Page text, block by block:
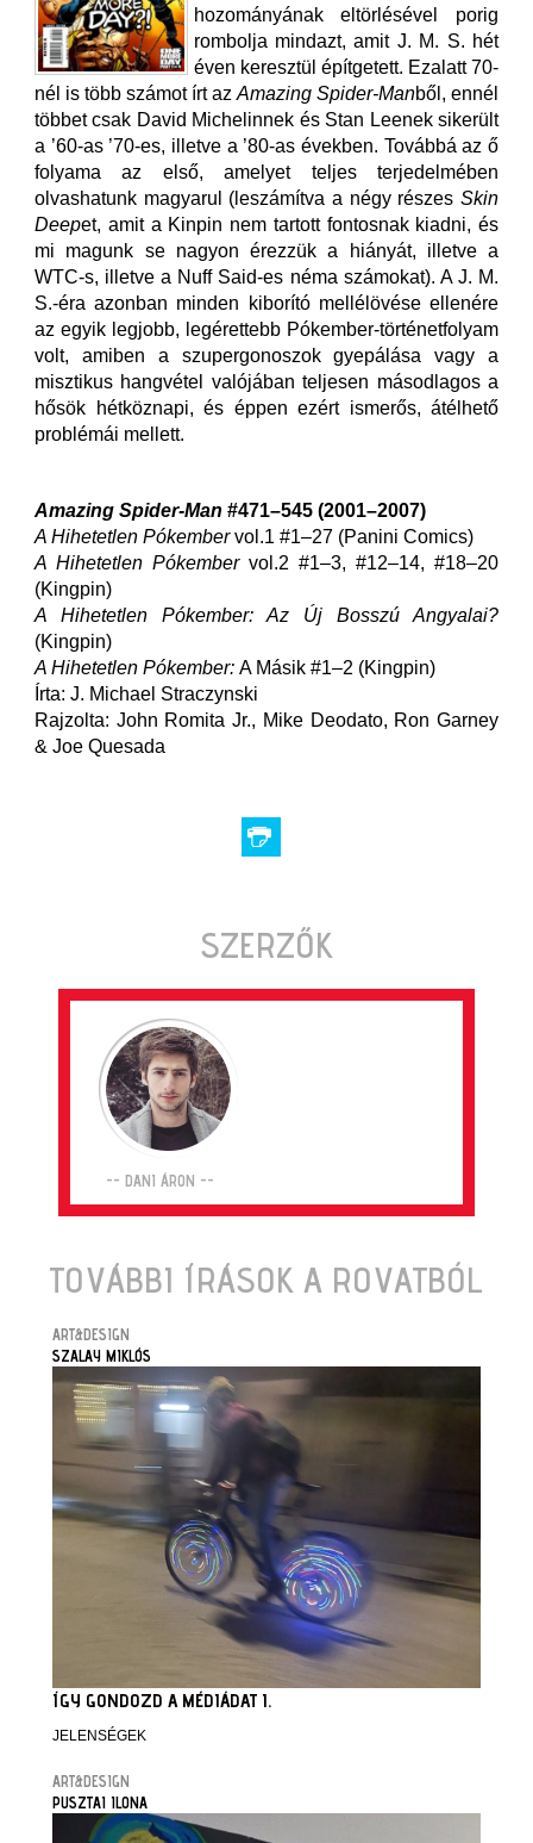
hozományának eltörlésével porig
rombolja mindazt, amit J. M. S. hét
éven keresztül építgetett. Ezalatt 70-
nél is több számot írt az Amazing Spider-Manből, ennél
többet csak David Michelinnek és Stan Leenek sikerült
a ’60-as ’70-es, illetve a ’80-as években. Továbbá az ő
folyama az első, amelyet teljes terjedelmében
olvashatunk magyarul (leszámítva a négy részes Skin
Deepet, amit a Kinpin nem tartott fontosnak kiadni, és
mi magunk se nagyon érezzük a hiányát, illetve a
WTC-s, illetve a Nuff Said-es néma számokat). A J. M.
S.-éra azonban minden kiborító mellélövése ellenére
az egyik legjobb, legérettebb Pókember-történetfolyam
volt, amiben a szupergonoszok gyepálása vagy a
misztikus hangvétel valójában teljesen másodlagos a
hősök hétköznapi, és éppen ezért ismerős, átélhető
problémái mellett.
Amazing Spider-Man #471–545 (2001–2007)
A Hihetetlen Pókembervol.1 #1–27 (Panini Comics)
A Hihetetlen Pókember vol.2 #1–3, #12–14, #18–20
(Kingpin)
A Hihetetlen Pókember: Az Új Bosszú Angyalai?
(Kingpin)
A Hihetetlen Pókember: A Másik #1–2 (Kingpin)
Írta: J. Michael Straczynski
Rajzolta: John Romita Jr., Mike Deodato, Ron Garney
& Joe Quesada
SZERZŐK
-- DANI ÁRON --
TOVÁBBI ÍRÁSOK A ROVATBÓL
ART&DESIGN
SZALAY MIKLÓS
ÍGY GONDOZD A MÉDIÁDAT I.
JELENSÉGEK
ART&DESIGN
PUSZTAI ILONA